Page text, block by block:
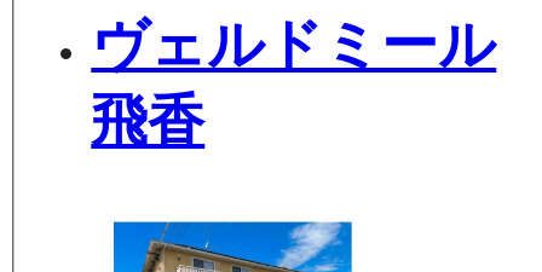
ヴェルドミール
飛香